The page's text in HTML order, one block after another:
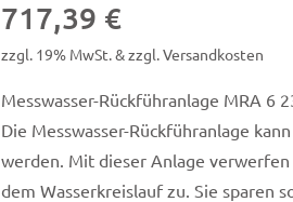
717,39 €
zzgl. 19% MwSt. & zzgl. Versandkosten
Messwasser-Rückführanlage MRA 6
Die Messwasser-Rückführanlage
werden. Mit dieser Anlage
dem Wasserkreislauf zu. Sie sparen